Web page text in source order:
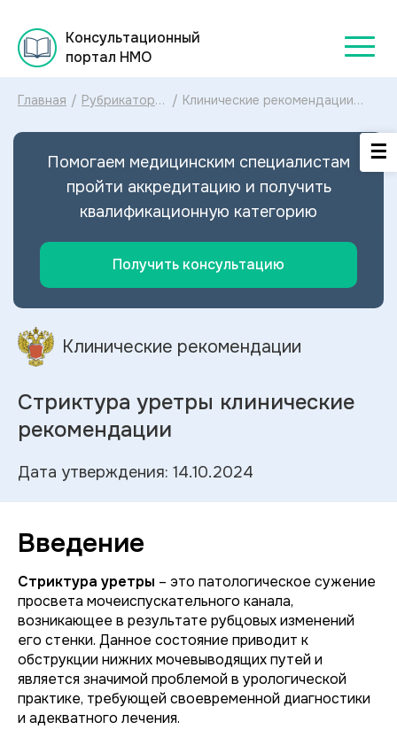
Консультационный
портал НМО
Главная / Рубрикатор
рекомендаций
/ Клинические рекомендации
диагностика и лечение
Помогаем медицинским специалистам
пройти аккредитацию и получить
квалификационную категорию
Получить консультацию
Клинические рекомендации
Стриктура уретры клинические
рекомендации
Дата утверждения: 14.10.2024
Введение
Стриктура уретры – это патологическое сужение
просвета мочеиспускательного канала,
возникающее в результате рубцовых изменений
его стенки. Данное состояние приводит к
обструкции нижних мочевыводящих путей и
является значимой проблемой в урологической
практике, требующей своевременной диагностики
и адекватного лечения.